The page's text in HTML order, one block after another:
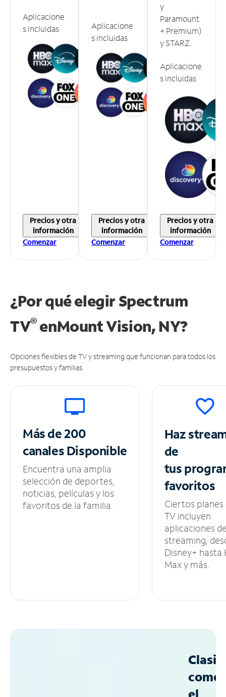
Aplicacione
s incluidas
Precios y otra
información
Comenzar
Aplicacione
s incluidas
Precios y otra
información
Comenzar
y
Paramount
+ Premium)
y STARZ.
Aplicacione
s incluidas
Precios y otra
información
Comenzar
¿Por qué elegir Spectrum
TV®enMount Vision, NY?
Opciones flexibles de TV y streaming que funcionan para todos los
presupuestos y familias.
Más de 200
canalesDisponible
Encuentra una amplia
selección de deportes,
noticias, películas y los
favoritos de la familia.
Haz
de
tus
favoritos
Ciertos planes
TV incluyen
aplicaciones
streaming,
Disney+ hasta
Max y más.
como
el